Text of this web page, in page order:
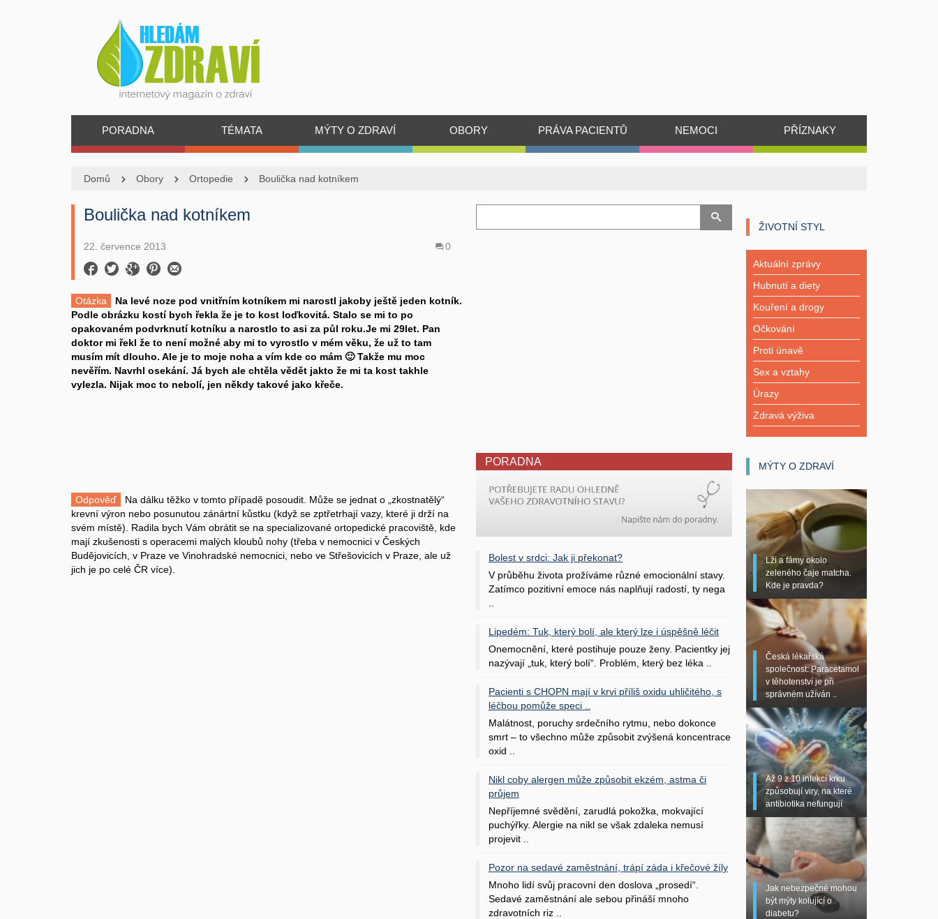
PORADNA TÉMATA MÝTY O ZDRAVÍ OBORY PRÁVA PACIENTŮ NEMOCI PŘÍZNAKY
Domů Obory Ortopedie Boulička nad kotníkem
Boulička nad kotníkem
22. července 2013 0
Otázka
Na levé noze pod vnitřním kotníkem mi narostl jakoby ještě jeden kotník.
Podle obrázku kostí bych řekla že je to kost loďkovitá. Stalo se mi to po
opakovaném podvrknutí kotníku a narostlo to asi za půl roku.Je mi 29let. Pan
doktor mi řekl že to není možné aby mi to vyrostlo v mém věku, že už to tam
musím mít dlouho. Ale je to moje noha a vím kde co mám 🙂 Takže mu moc
nevěřím. Navrhl osekání. Já bych ale chtěla vědět jakto že mi ta kost takhle
vylezla. Nijak moc to nebolí, jen někdy takové jako křeče.
Odpověď
Na dálku těžko v tomto případě posoudit. Může se jednat o „zkostnatělý“
krevní výron nebo posunutou zánártní kůstku (když se zptřetrhají vazy, které ji drží na
svém místě). Radila bych Vám obrátit se na specializované ortopedické pracoviště, kde
mají zkušenosti s operacemi malých kloubů nohy (třeba v nemocnici v Českých
Budějovicích, v Praze ve Vinohradské nemocnici, nebo ve Střešovicích v Praze, ale už
jich je po celé ČR více).
PORADNA
Bolest v srdci: Jak ji překonat?
V průběhu života prožíváme různé emocionální stavy.
Zatímco pozitivní emoce nás naplňují radostí, ty nega
Lipedém: Tuk, který bolí, ale který lze i úspěšně léčit
Onemocnění, které postihuje pouze ženy. Pacientky jej
nazývají „tuk, který bolí“. Problém, který bez léka ..
Pacienti s CHOPN mají v krvi příliš oxidu uhličitého, s
léčbou pomůže speci ..
Malátnost, poruchy srdečního rytmu, nebo dokonce
smrt – to všechno může způsobit zvýšená koncentrace
oxid ..
Nikl coby alergen může způsobit ekzém, astma či
průjem
Nepříjemné svědění, zarudlá pokožka, mokvající
puchýřky. Alergie na nikl se však zdaleka nemusí
projevit ..
Pozor na sedavé zaměstnání, trápí záda i křečové žíly
Mnoho lidí svůj pracovní den doslova „prosedí“.
Sedavé zaměstnání ale sebou přináší mnoho
zdravotních riz ..
ŽIVOTNÍ STYL
Aktuální zprávy
Hubnutí a diety
Kouření a drogy
Očkování
Proti únavě
Sex a vztahy
Úrazy
Zdravá výživa
MÝTY O ZDRAVÍ
Lži a fámy okolo
zeleného čaje matcha.
Kde je pravda?
Česká lékařská
společnost: Paracetamol
v těhotenství je při
správném užíván ..
Až 9 z 10 infekcí krku
způsobují viry, na které
antibiotika nefungují
Jak nebezpečné mohou
být mýty kolující o
diabetu?